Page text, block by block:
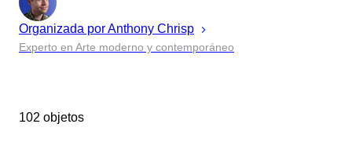
Organizada porAnthony Chrisp
Experto en Arte moderno y contemporáneo
102 objetos